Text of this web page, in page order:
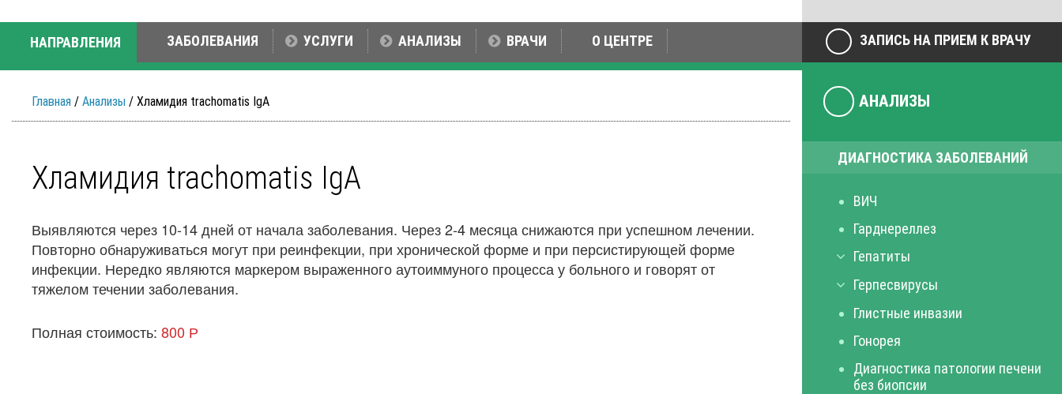
НАПРАВЛЕНИЯ ЗАБОЛЕВАНИЯ УСЛУГИ АНАЛИЗЫ ВРАЧИ О ЦЕНТРЕ
Главная / Анализы / Хламидия trachomatis IgA
Хламидия trachomatis IgA
Выявляются через 10-14 дней от начала заболевания. Через 2-4 месяца снижаются при успешном лечении.
Повторно обнаруживаться могут при реинфекции, при хронической форме и при персистирующей форме
инфекции. Нередко являются маркером выраженного аутоиммуного процесса у больного и говорят от
тяжелом течении заболевания.
Полная стоимость: 800 Р
ЗАПИСЬ НА ПРИЕМ К ВРАЧУ
АНАЛИЗЫ
ДИАГНОСТИКА ЗАБОЛЕВАНИЙ
ВИЧ
Гарднереллез
Гепатиты
Герпесвирусы
Глистные инвазии
Гонорея
Диагностика патологии печени
без биопсии